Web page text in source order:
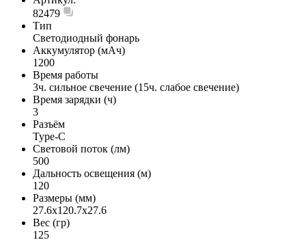
82479
Тип
Светодиодный фонарь
Аккумулятор (мАч)
1200
Время работы
3ч. сильное свечение (15ч. слабое свечение)
Время зарядки (ч)
3
Разъём
Type-C
Световой поток (лм)
500
Дальность освещения (м)
120
Размеры (мм)
27.6х120.7х27.6
Вес (гр)
125